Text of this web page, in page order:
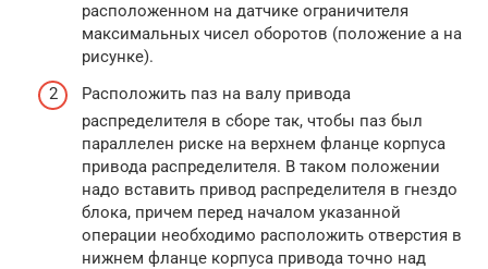
расположенном на датчике ограничителя
максимальных чисел оборотов (положение а на
рисунке).
Расположить паз на валу привода
распределителя в сборе так, чтобы паз был
параллелен риске на верхнем фланце корпуса
привода распределителя. В таком положении
надо вставить привод распределителя в гнездо
блока, причем перед началом указанной
операции необходимо расположить отверстия в
нижнем фланце корпуса привода точно над